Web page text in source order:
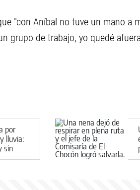
"con Aníbal no tuve un mano a
grupo de trabajo, yo quedé
por
lluvia:
sin